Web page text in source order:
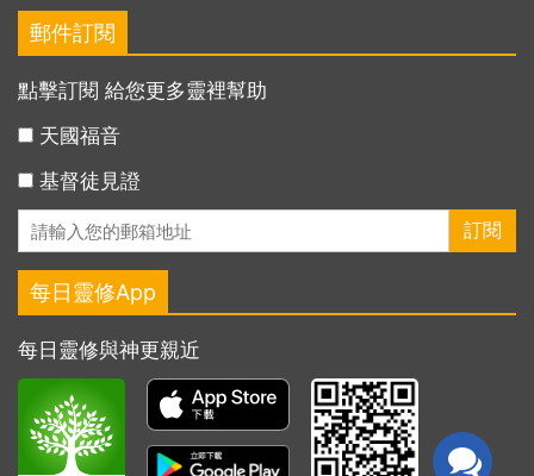
郵件訂閱
點擊訂閱 給您更多靈裡幫助
天國福音
基督徒見證
每日靈修App
每日靈修與神更親近